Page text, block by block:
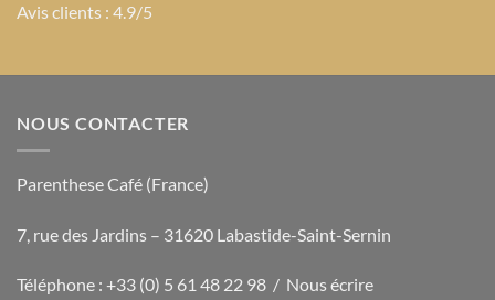
Avis clients : 4.9/5
NOUS CONTACTER
Parenthese Café (France)
7, rue des Jardins – 31620 Labastide-Saint-Sernin
Téléphone : +33 (0) 5 61 48 22 98 / Nous écrire